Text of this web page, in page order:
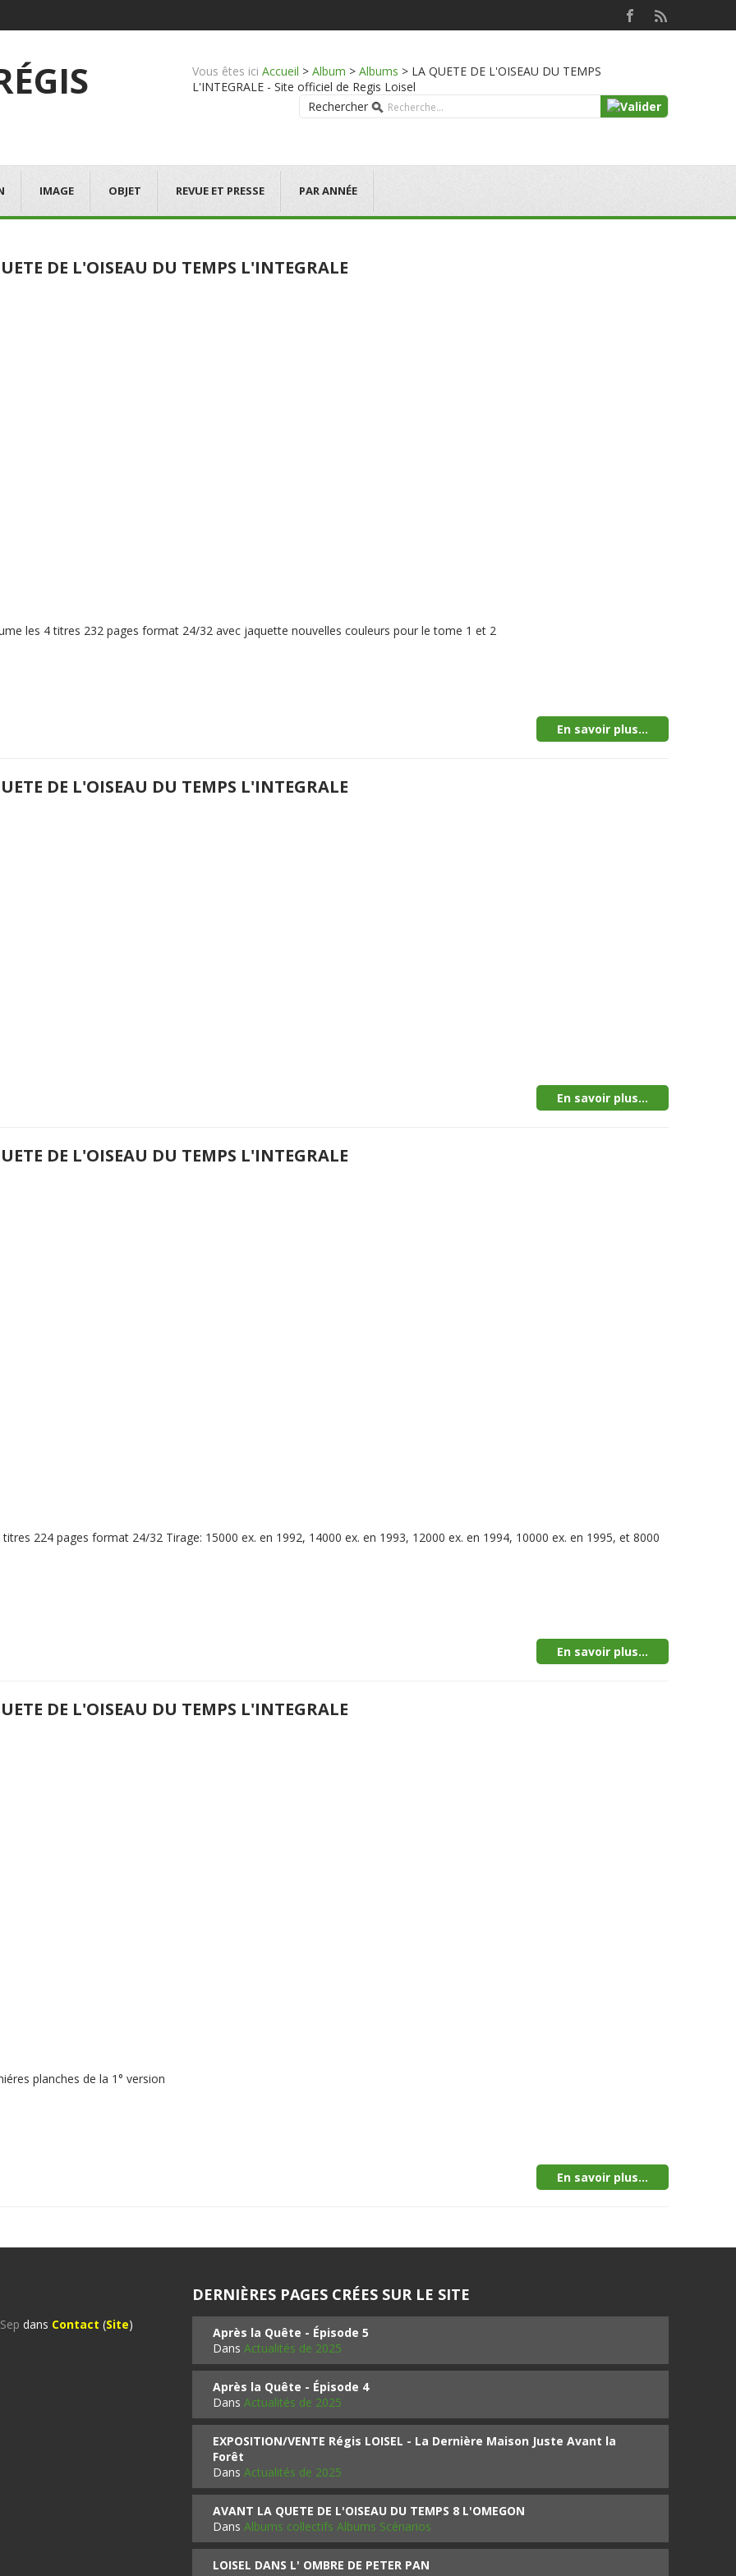
Vous êtes ici Accueil > Album > Albums > LA QUETE DE L'OISEAU DU TEMPS
L'INTEGRALE - Site officiel de Regis Loisel
Rechercher
IMAGE OBJET REVUE ET PRESSE PAR ANNÉE
DE L'OISEAU DU TEMPS L'INTEGRALE
les 4 titres 232 pages format 24/32 avec jaquette nouvelles couleurs pour le tome 1 et 2
En savoir plus...
DE L'OISEAU DU TEMPS L'INTEGRALE
En savoir plus...
DE L'OISEAU DU TEMPS L'INTEGRALE
224 pages format 24/32 Tirage: 15000 ex. en 1992, 14000 ex. en 1993, 12000 ex. en 1994, 10000 ex. en 1995, et 8000
En savoir plus...
DE L'OISEAU DU TEMPS L'INTEGRALE
planches de la 1° version
En savoir plus...
dans Contact (Site)
DERNIÈRES PAGES CRÉES SUR LE SITE
Après la Quête - Épisode 5
Dans Actualités de 2025
Après la Quête - Épisode 4
Dans Actualités de 2025
EXPOSITION/VENTE Régis LOISEL - La Dernière Maison Juste Avant la
Forêt
Dans Actualités de 2025
AVANT LA QUETE DE L'OISEAU DU TEMPS 8 L'OMEGON
Dans Albums collectifs Albums Scénarios
LOISEL DANS L' OMBRE DE PETER PAN